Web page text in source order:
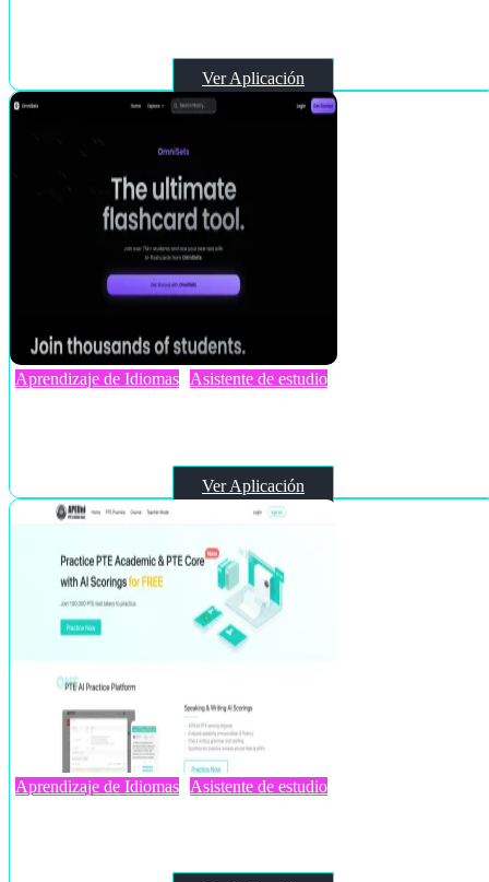
Ver Aplicación
Aprendizaje de Idiomas Asistente de estudio
Ver Aplicación
Aprendizaje de Idiomas Asistente de estudio